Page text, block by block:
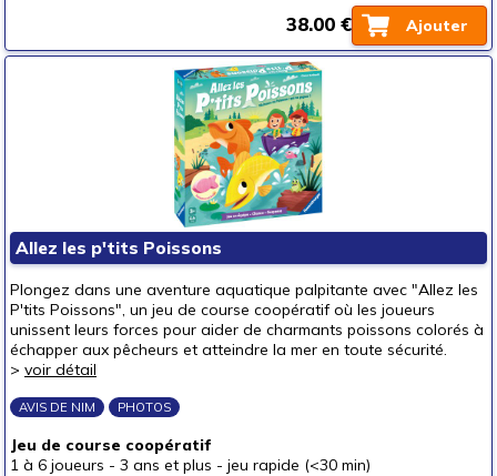
Ajouter
38.00 €
Allez les p'tits Poissons
Plongez dans une aventure aquatique palpitante avec "Allez les
P'tits Poissons", un jeu de course coopératif où les joueurs
unissent leurs forces pour aider de charmants poissons colorés à
échapper aux pêcheurs et atteindre la mer en toute sécurité.
> voir détail
AVIS DE NIM PHOTOS
Jeu de course coopératif
1 à 6 joueurs - 3 ans et plus - jeu rapide (<30 min)